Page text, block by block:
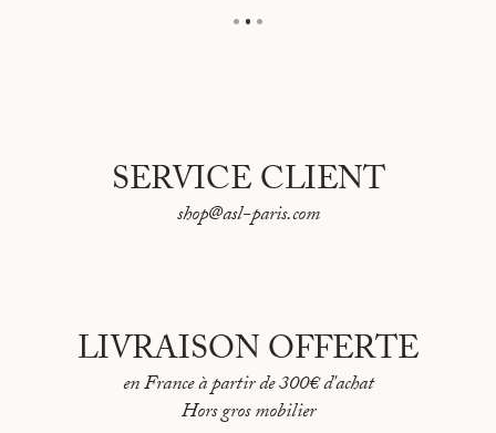
SERVICE CLIENT
shop@asl-paris.com
LIVRAISON OFFERTE
en France à partir de 300€ d'achat
Hors gros mobilier